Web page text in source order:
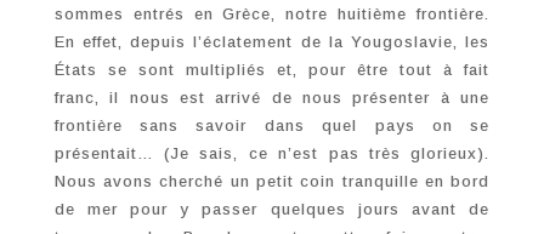
sommes entrés en Grèce, notre huitième frontière.
En effet, depuis l’éclatement de la Yougoslavie, les
États se sont multipliés et, pour être tout à fait
franc, il nous est arrivé de nous présenter à une
frontière sans savoir dans quel pays on se
présentait… (Je sais, ce n’est pas très glorieux).
Nous avons cherché un petit coin tranquille en bord
de mer pour y passer quelques jours avant de